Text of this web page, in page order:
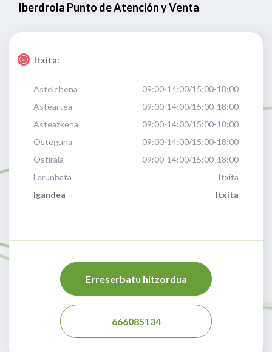
Iberdrola Punto de Atención y Venta
Itxita:
Astelehena
09:00-14:00/15:00-18:00
Asteartea
09:00-14:00/15:00-18:00
Asteazkena
09:00-14:00/15:00-18:00
Osteguna
09:00-14:00/15:00-18:00
Ostirala
09:00-14:00/15:00-18:00
Larunbata
Itxita
Igandea
Itxita
Erreserbatu hitzordua
666085134